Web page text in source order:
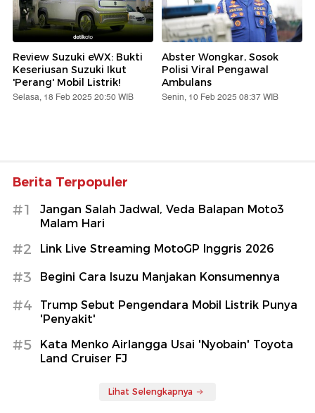
Review Suzuki eWX: Bukti
Keseriusan Suzuki Ikut
'Perang' Mobil Listrik!
Selasa, 18 Feb 2025 20:50 WIB
Abster Wongkar, Sosok
Polisi Viral Pengawal
Ambulans
Senin, 10 Feb 2025 08:37 WIB
Berita Terpopuler
#1
Jangan Salah Jadwal, Veda Balapan Moto3
Malam Hari
#2 Link Live Streaming MotoGP Inggris 2026
#3 Begini Cara Isuzu Manjakan Konsumennya
#4
Trump Sebut Pengendara Mobil Listrik Punya
'Penyakit'
#5
Kata Menko Airlangga Usai 'Nyobain' Toyota
Land Cruiser FJ
Lihat Selengkapnya